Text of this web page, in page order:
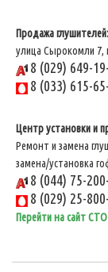
Продажа глушителей:
улица Сырокомли 7,
8 (029) 649-
8 (033) 615-
Центр установки и
Ремонт и замена
замена/установка
8 (044) 75-
8 (029) 25-
Перейти на сайт СТО